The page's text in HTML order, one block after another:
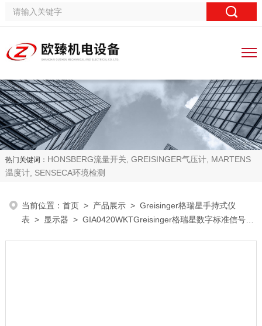
热门关键词： HONSBERG流量开关, GREISINGER气压计, MARTENS
温度计, SENSECA环境检测
当前位置：首页 > 产品展示 >Greisinger格瑞星手持式仪
表 > 显示器 > GIA0420WKTGreisinger格瑞星数字标准信号显